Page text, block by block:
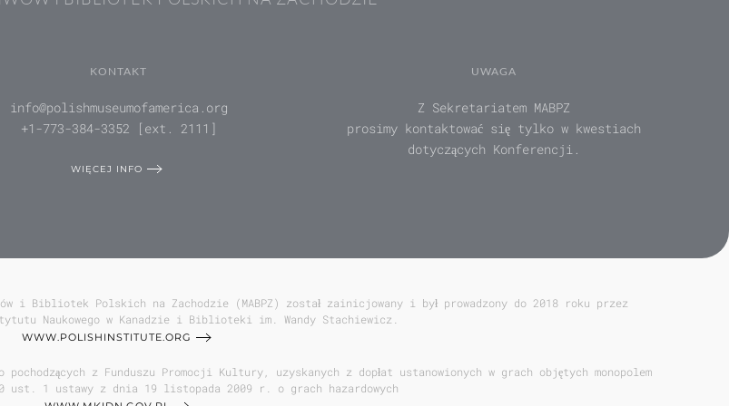
KONTAKT
info@polishmuseumofamerica.org
+1-773-384-3352 [ext. 2111]
WIĘCEJ INFO
UWAGA
Z Sekretariatem MABPZ
prosimy kontaktować się tylko w kwestiach
dotyczących Konferencji.
i Bibliotek Polskich na Zachodzie (MABPZ) został zainicjowany i był prowadzony do 2018 roku przez
Naukowego w Kanadzie i Biblioteki im. Wandy Stachiewicz.
WWW.POLISHINSTITUTE.ORG
z Funduszu Promocji Kultury, uzyskanych z dopłat ustanowionych w grach objętych monopolem
ust. 1 ustawy z dnia 19 listopada 2009 r. o grach hazardowych